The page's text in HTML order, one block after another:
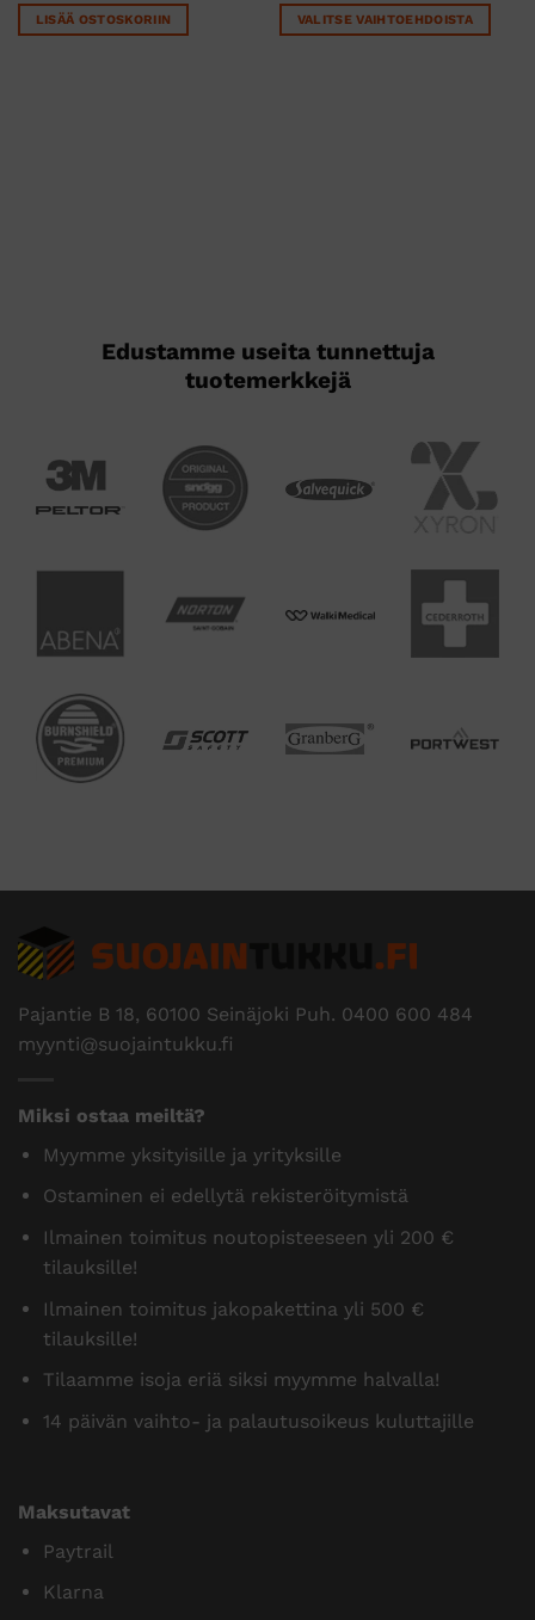
LISÄÄ OSTOSKORIIN
-
59,00 €
VALITSE VAIHTOEHDOISTA
Edustamme useita tunnettuja
tuotemerkkejä
Pajantie B 18, 60100 Seinäjoki Puh. 0400 600 484
myynti@suojaintukku.fi
Miksi ostaa meiltä?
Myymme yksityisille ja yrityksille
Ostaminen ei edellytä rekisteröitymistä
Ilmainen toimitus noutopisteeseen yli 200 €
tilauksille!
Ilmainen toimitus jakopakettina yli 500 €
tilauksille!
Tilaamme isoja eriä siksi myymme halvalla!
14 päivän vaihto- ja palautusoikeus kuluttajille
Maksutavat
Paytrail
Klarna